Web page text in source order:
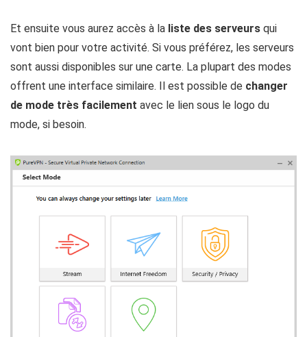
Et ensuite vous aurez accès à la liste des serveurs qui
vont bien pour votre activité. Si vous préférez, les serveurs
sont aussi disponibles sur une carte. La plupart des modes
offrent une interface similaire. Il est possible de changer
de mode très facilement avec le lien sous le logo du
mode, si besoin.